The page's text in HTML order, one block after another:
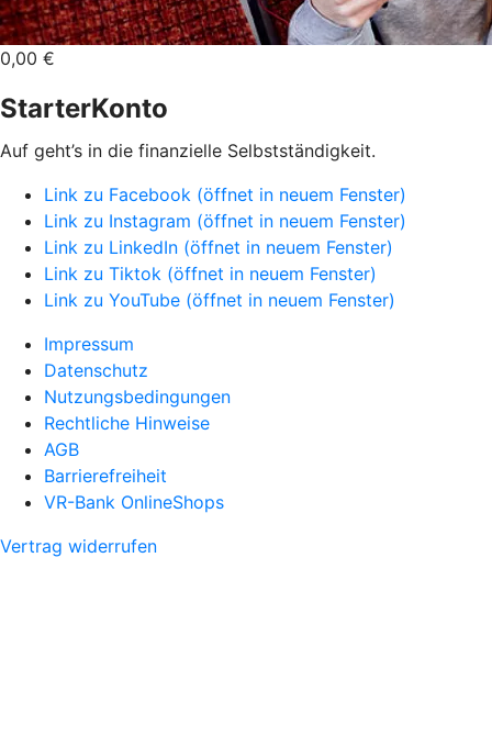
0,00 €
StarterKonto
Auf geht’s in die finanzielle Selbstständigkeit.
Link zu Facebook (öffnet in neuem Fenster)
Link zu Instagram (öffnet in neuem Fenster)
Link zu LinkedIn (öffnet in neuem Fenster)
Link zu Tiktok (öffnet in neuem Fenster)
Link zu YouTube (öffnet in neuem Fenster)
Impressum
Datenschutz
Nutzungsbedingungen
Rechtliche Hinweise
AGB
Barrierefreiheit
VR-Bank OnlineShops
Vertrag widerrufen